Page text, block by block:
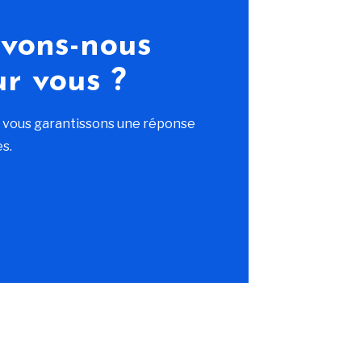
nous
vous ?
garantissons une réponse